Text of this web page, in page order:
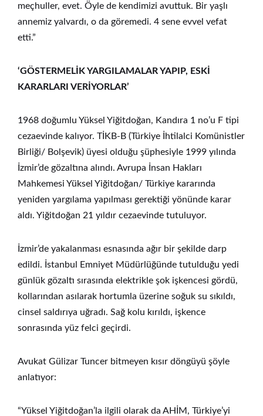
meçhuller, evet. Öyle de kendimizi avuttuk. Bir yaşlı
annemiz yalvardı, o da göremedi. 4 sene evvel vefat
etti.”
‘GÖSTERMELİK YARGILAMALAR YAPIP, ESKİ
KARARLARI VERİYORLAR’
1968 doğumlu Yüksel Yiğitdoğan, Kandıra 1 no’u F tipi
cezaevinde kalıyor. TİKB-B (Türkiye İhtilalci Komünistler
Birliği/ Bolşevik) üyesi olduğu şüphesiyle 1999 yılında
İzmir’de gözaltına alındı. Avrupa İnsan Hakları
Mahkemesi Yüksel Yiğitdoğan/ Türkiye kararında
yeniden yargılama yapılması gerektiği yönünde karar
aldı. Yiğitdoğan 21 yıldır cezaevinde tutuluyor.
İzmir’de yakalanması esnasında ağır bir şekilde darp
edildi. İstanbul Emniyet Müdürlüğünde tutulduğu yedi
günlük gözaltı sırasında elektrikle şok işkencesi gördü,
kollarından asılarak hortumla üzerine soğuk su sıkıldı,
cinsel saldırıya uğradı. Sağ kolu kırıldı, işkence
sonrasında yüz felci geçirdi.
Avukat Gülizar Tuncer bitmeyen kısır döngüyü şöyle
anlatıyor:
“Yüksel Yiğitdoğan’la ilgili olarak da AHİM, Türkiye’yi